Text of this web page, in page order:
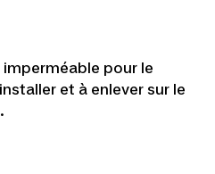
pour le
et à enlever sur le